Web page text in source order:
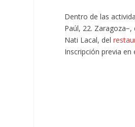
Dentro de las
Paúl, 22.
Nati Lacal, del
Inscripción previa